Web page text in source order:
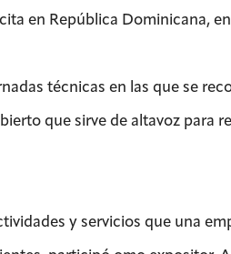
en República Dominicana,
técnicas en las que se
que sirve de altavoz para
y servicios que una